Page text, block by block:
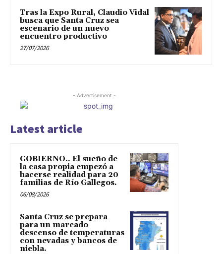
Tras la Expo Rural, Claudio Vidal
busca que Santa Cruz sea
escenario de un nuevo
encuentro productivo
27/07/2026
- Advertisement -
Latest article
GOBIERNO.. El sueño de
la casa propia empezó a
hacerse realidad para 20
familias de Río Gallegos.
06/08/2026
Santa Cruz se prepara
para un marcado
descenso de temperaturas
con nevadas y bancos de
niebla.